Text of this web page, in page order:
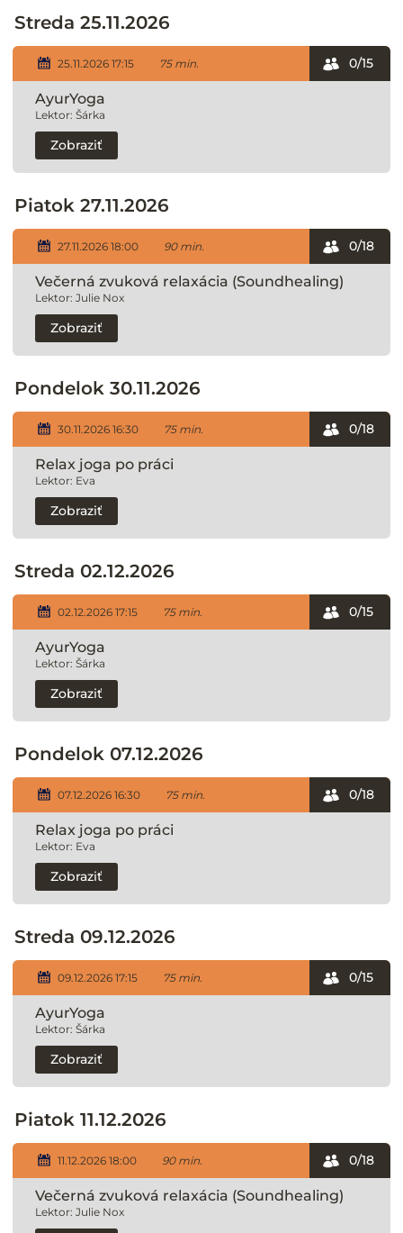
Streda 25.11.2026
25.11.2026 17:15 75 min.
AyurYoga
Lektor: Šárka
0/15
Zobraziť
Piatok 27.11.2026
27.11.2026 18:00 90 min.
Večerná zvuková relaxácia (Soundhealing)
Lektor: Julie Nox
0/18
Zobraziť
Pondelok 30.11.2026
30.11.2026 16:30 75 min.
Relax joga po práci
Lektor: Eva
0/18
Zobraziť
Streda 02.12.2026
02.12.2026 17:15 75 min.
AyurYoga
Lektor: Šárka
0/15
Zobraziť
Pondelok 07.12.2026
07.12.2026 16:30 75 min.
Relax joga po práci
Lektor: Eva
0/18
Zobraziť
Streda 09.12.2026
09.12.2026 17:15 75 min.
AyurYoga
Lektor: Šárka
0/15
Zobraziť
Piatok 11.12.2026
11.12.2026 18:00 90 min.
Večerná zvuková relaxácia (Soundhealing)
Lektor: Julie Nox
0/18